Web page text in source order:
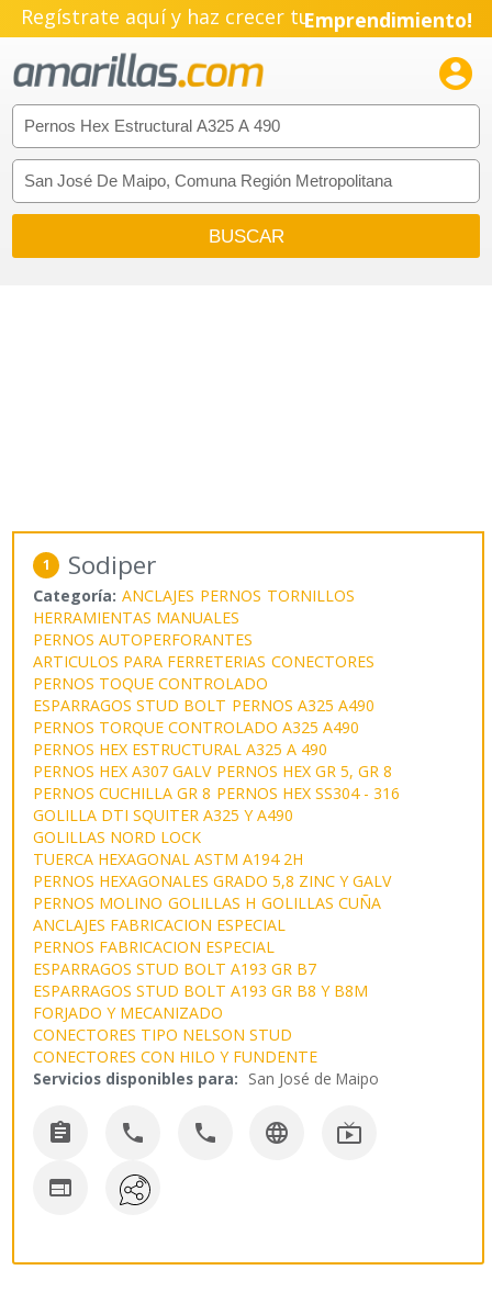
Regístrate aquí y haz crecer tuEmprendimiento!

1 Sodiper
Categoría: ANCLAJES PERNOS TORNILLOS
HERRAMIENTAS MANUALES
PERNOS AUTOPERFORANTES
ARTICULOS PARA FERRETERIAS CONECTORES
PERNOS TOQUE CONTROLADO
ESPARRAGOS STUD BOLT PERNOS A325 A490
PERNOS TORQUE CONTROLADO A325 A490
PERNOS HEX ESTRUCTURAL A325 A 490
PERNOS HEX A307 GALV PERNOS HEX GR 5, GR 8
PERNOS CUCHILLA GR 8 PERNOS HEX SS304 - 316
GOLILLA DTI SQUITER A325 Y A490
GOLILLAS NORD LOCK
TUERCA HEXAGONAL ASTM A194 2H
PERNOS HEXAGONALES GRADO 5,8 ZINC Y GALV
PERNOS MOLINO GOLILLAS H GOLILLAS CUÑA
ANCLAJES FABRICACION ESPECIAL
PERNOS FABRICACION ESPECIAL
ESPARRAGOS STUD BOLT A193 GR B7
ESPARRAGOS STUD BOLT A193 GR B8 Y B8M
FORJADO Y MECANIZADO
CONECTORES TIPO NELSON STUD
CONECTORES CON HILO Y FUNDENTE
Servicios disponibles para: San José de Maipo
    
